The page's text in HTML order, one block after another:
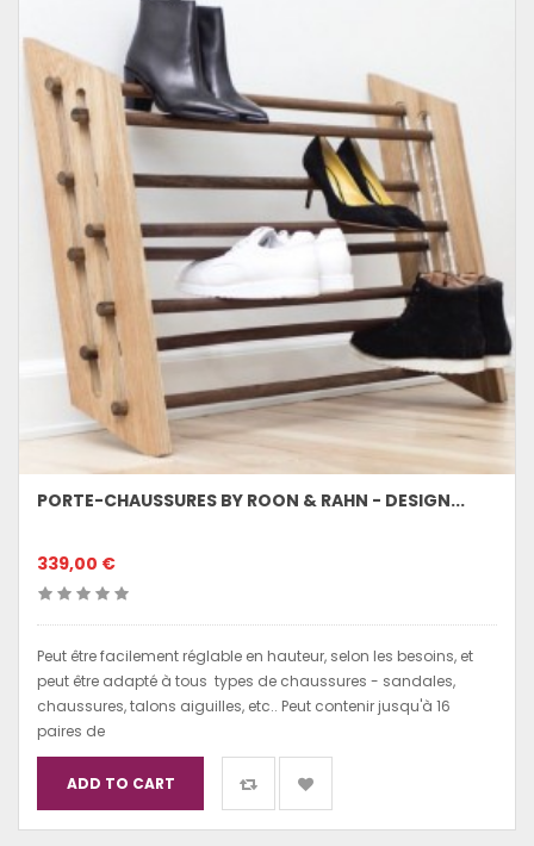
PORTE-CHAUSSURES BY ROON & RAHN - DESIGN...
339,00 €
Peut être facilement réglable en hauteur, selon les besoins, et
peut être adapté à tous types de chaussures - sandales,
chaussures, talons aiguilles, etc.. Peut contenir jusqu'à 16
paires de
ADD TO CART